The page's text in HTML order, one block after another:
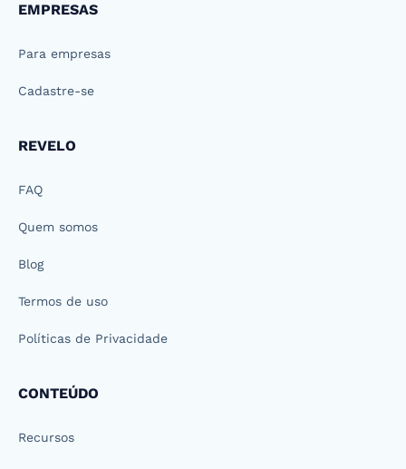
EMPRESAS
Para empresas
Cadastre-se
REVELO
FAQ
Quem somos
Blog
Termos de uso
Políticas de Privacidade
CONTEÚDO
Recursos